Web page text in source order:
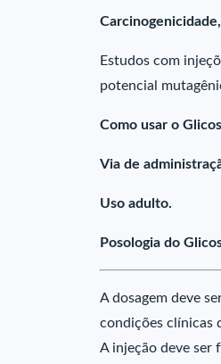
Estudos com
potencial
Como usar o
Via de
Uso adulto.
Posologia do
A dosagem deve
condições clínicas
A injeção deve ser